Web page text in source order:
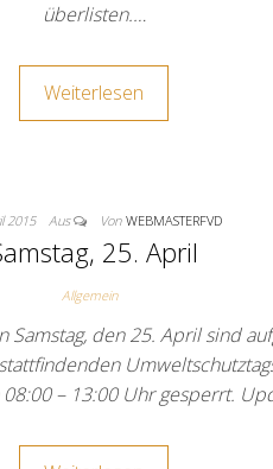
überlisten.…
Weiterlesen
2015 Aus Von WEBMASTERFVD
25. April
Allgemein
Samstag, den 25. April sind
08:00 – 13:00 Uhr gesperrt.